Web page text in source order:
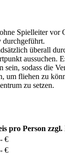
Spielleiter vor
durchgeführt.
überall
aussuchen.
sein, sodass die
um fliehen zu
zu setzen.
pro Person
€
€